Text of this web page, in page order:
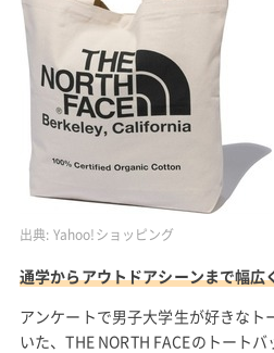
出典: Yahoo!ショッピング
通学からアウトドアシーンまで幅広
アンケートで男子大学生が好きな
いた、THE NORTH FACEのトートバ